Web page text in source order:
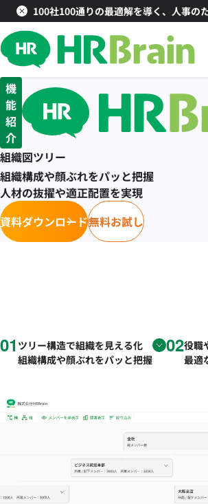
100社100通りの最適解を導く、人事の
機
能
紹
介
組織図ツリー
組織構成や顔ぶれをパッと把握
人材の抜擢や適正配置を実現
資料ダウンロード無料お試し
01 ツリー構造で組織を見える化
組織構成や顔ぶれをパッと把握
02役職
最適